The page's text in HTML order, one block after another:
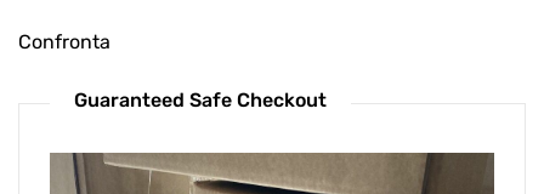
Confronta
Guaranteed Safe Checkout